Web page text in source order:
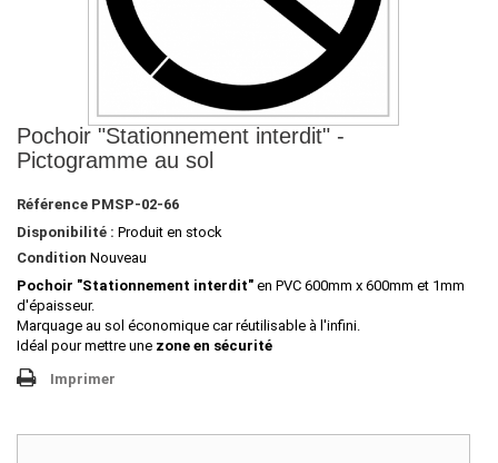
Pochoir "Stationnement interdit" -
Pictogramme au sol
Référence PMSP-02-66
Disponibilité : Produit en stock
Condition Nouveau
Pochoir "Stationnement interdit" en PVC 600mm x 600mm et 1mm
d'épaisseur.
Marquage au sol économique car réutilisable à l'infini.
Idéal pour mettre une zone en sécurité
Imprimer